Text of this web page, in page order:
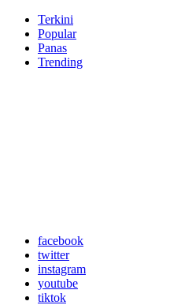
Terkini
Popular
Panas
Trending
facebook
twitter
instagram
youtube
tiktok